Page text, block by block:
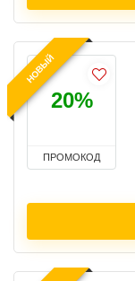
НОВЫЙ
20%
ПРОМОКОД